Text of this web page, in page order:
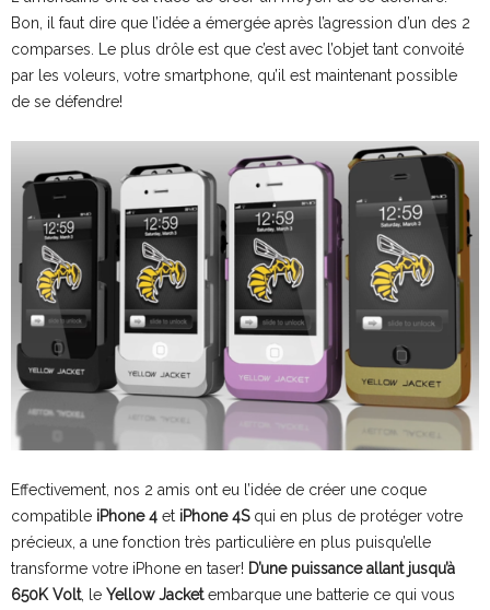
Bon, il faut dire que l’idée a émergée après l’agression d’un des 2
comparses. Le plus drôle est que c’est avec l’objet tant convoité
par les voleurs, votre smartphone, qu’il est maintenant possible
de se défendre!
Effectivement, nos 2 amis ont eu l’idée de créer une coque
compatible iPhone 4 et iPhone 4Squi en plus de protéger votre
précieux, a une fonction très particulière en plus puisqu’elle
transforme votre iPhone en taser! D’une puissance allant jusqu’à
650K Volt, le Yellow Jacketembarque une batterie ce qui vous